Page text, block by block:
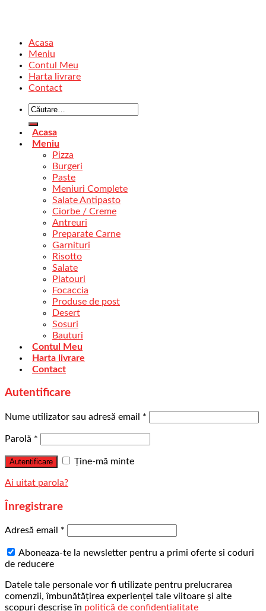
Acasa
Meniu
Contul Meu
Harta livrare
Contact
Acasa
Meniu
Pizza
Burgeri
Paste
Meniuri Complete
Salate Antipasto
Ciorbe / Creme
Antreuri
Preparate Carne
Garnituri
Risotto
Salate
Platouri
Focaccia
Produse de post
Desert
Sosuri
Bauturi
Contul Meu
Harta livrare
Contact
Autentificare
Nume utilizator sau adresă email *
Parolă *
Autentificare Ține-mă minte
Ai uitat parola?
Înregistrare
Adresă email *
Aboneaza-te la newsletter pentru a primi oferte si coduri
de reducere
Datele tale personale vor fi utilizate pentru prelucrarea
comenzii, îmbunătățirea experienței tale viitoare și alte
scopuri descrise în politică de confidențialitate